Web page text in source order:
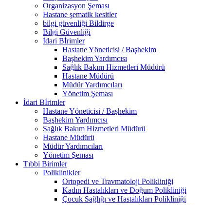
Organizasyon Şeması
Hastane şematik kesitler
bilgi güvenliği Bildirge
Bilgi Güvenliği
İdari Bİrimler
Hastane Yöneticisi / Başhekim
Başhekim Yardımcısı
Sağlık Bakım Hizmetleri Müdürü
Hastane Müdürü
Müdür Yardımcıları
Yönetim Şeması
İdari Bİrimler
Hastane Yöneticisi / Başhekim
Başhekim Yardımcısı
Sağlık Bakım Hizmetleri Müdürü
Hastane Müdürü
Müdür Yardımcıları
Yönetim Şeması
Tıbbi Birimler
Poliklinikler
Ortopedi ve Travmatoloji Polikliniği
Kadın Hastalıkları ve Doğum Polikliniği
Çocuk Sağlığı ve Hastalıkları Polikliniği